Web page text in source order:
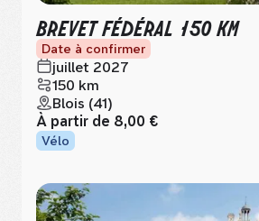
BREVET FÉDÉRAL 150 KM
Date à confirmer
juillet 2027
150 km
Blois (41)
À partir de 8,00 €
Vélo